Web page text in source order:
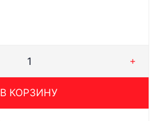
В КОРЗИНУ